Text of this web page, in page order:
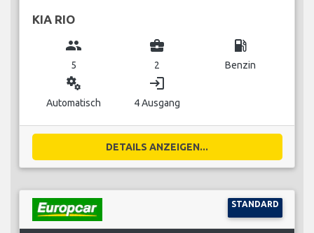
KIA RIO
group
5
business_center
2
local_gas_station
Benzin
miscellaneous_services
Automatisch
login
4 Ausgang
DETAILS ANZEIGEN...
STANDARD